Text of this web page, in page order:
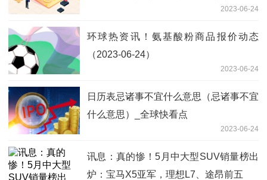
2023-06-24
环球热资讯！氨基酸粉商品报价动态
（2023-06-24）
2023-06-24
日历表忌诸事不宜什么意思（忌诸事不宜
什么意思）_全球快看点
2023-06-24
讯息：真的惨！5月中大型SUV销量榜出
炉：宝马X5亚军，理想L7、途昂前五